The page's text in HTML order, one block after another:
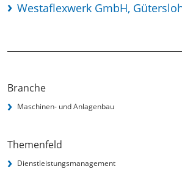
Westaflexwerk GmbH,
Branche
Maschinen- und Anlagenbau
Themenfeld
Dienstleistungsmanagement